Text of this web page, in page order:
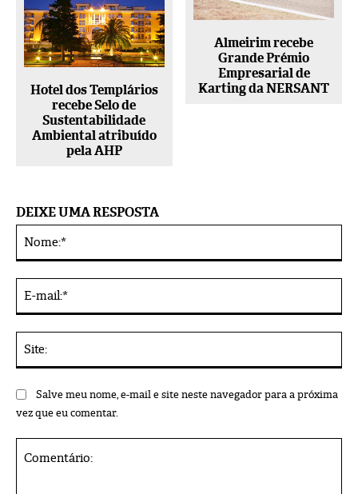
Hotel dos Templários
recebe Selo de
Sustentabilidade
Ambiental atribuído
pela AHP
Almeirim recebe
Grande Prémio
Empresarial de
Karting da NERSANT
DEIXE UMA RESPOSTA
Salve meu nome, e-mail e site neste navegador para a próxima
vez que eu comentar.